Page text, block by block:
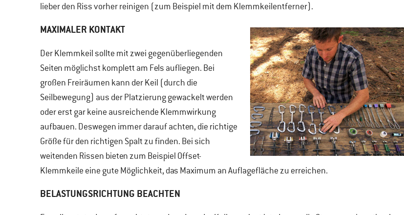
lieber den Riss vorher reinigen (zum Beispiel mit dem Klemmkeilentferner).
MAXIMALER KONTAKT
Der Klemmkeil sollte mit zwei gegenüberliegenden
Seiten möglichst komplett am Fels aufliegen. Bei
großen Freiräumen kann der Keil (durch die
Seilbewegung) aus der Platzierung gewackelt werden
oder erst gar keine ausreichende Klemmwirkung
aufbauen. Deswegen immer darauf achten, die richtige
Größe für den richtigen Spalt zu finden. Bei sich
weitenden Rissen bieten zum Beispiel Offset-
Klemmkeile eine gute Möglichkeit, das Maximum an Auflagefläche zu erreichen.
BELASTUNGSRICHTUNG BEACHTEN